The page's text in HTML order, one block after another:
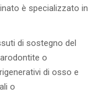
è specializzato in
di sostegno del
o
di osso e
o